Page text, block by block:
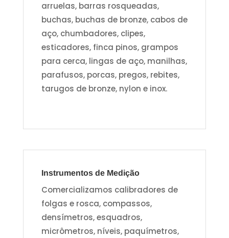
arruelas, barras rosqueadas,
buchas, buchas de bronze, cabos de
aço, chumbadores, clipes,
esticadores, finca pinos, grampos
para cerca, lingas de aço, manilhas,
parafusos, porcas, pregos, rebites,
tarugos de bronze, nylon e inox.
Instrumentos de Medição
Comercializamos calibradores de
folgas e rosca, compassos,
densímetros, esquadros,
micrômetros, níveis, paquímetros,